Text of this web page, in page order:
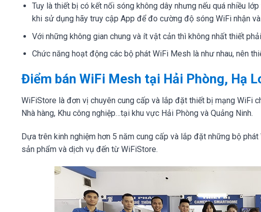
Tuy là thiết bị có kết nối sóng không dây nhưng nếu quá nhiều
khi sử dụng hãy truy cập App để đo cường độ sóng WiFi nhận
Với những không gian chung và ít vật cản thì không nhất thiết
Chức năng hoạt động các bộ phát WiFi Mesh là như nhau, nên
Điểm bán WiFi Mesh tại Hải Phòng, Hạ
WiFiStore là đơn vị chuyên cung cấp và lắp đặt thiết bị mạng WiFi
Nhà hàng, Khu công nghiệp…tại khu vực Hải Phòng và Quảng Ninh.
Dựa trên kinh nghiệm hơn 5 năm cung cấp và lắp đặt những bộ
sản phẩm và dịch vụ đến từ WiFiStore.